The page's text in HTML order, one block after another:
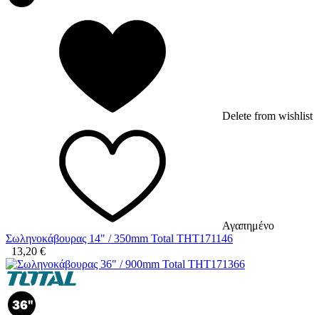
Delete from wishlist
Αγαπημένο
Σωληνοκάβουρας 14" / 350mm Total THT171146
13,20 €